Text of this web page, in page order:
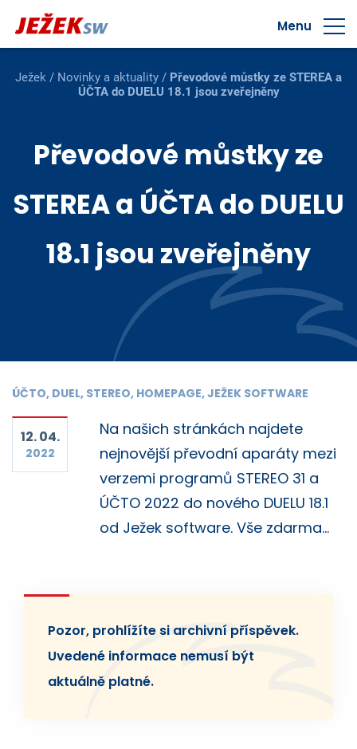
Menu
Ježek / Novinky a aktuality / Převodové můstky ze STEREA a
ÚČTA do DUELU 18.1 jsou zveřejněny
Převodové můstky ze
STEREA a ÚČTA do DUELU
18.1 jsou zveřejněny
ÚČTO, DUEL, STEREO, HOMEPAGE, JEŽEK SOFTWARE
12. 04.
2022
Na našich stránkách najdete
nejnovější převodní aparáty mezi
verzemi programů STEREO 31 a
ÚČTO 2022 do nového DUELU 18.1
od Ježek software. Vše zdarma...
Pozor, prohlížíte si archivní příspěvek.
Uvedené informace nemusí být
aktuálně platné.